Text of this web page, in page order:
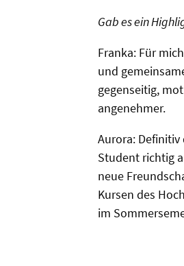
Gab es ein
Franka: Für
und
gegenseitig,
angenehmer.
Aurora: Definitiv
Student richtig
neue
Kursen des
im